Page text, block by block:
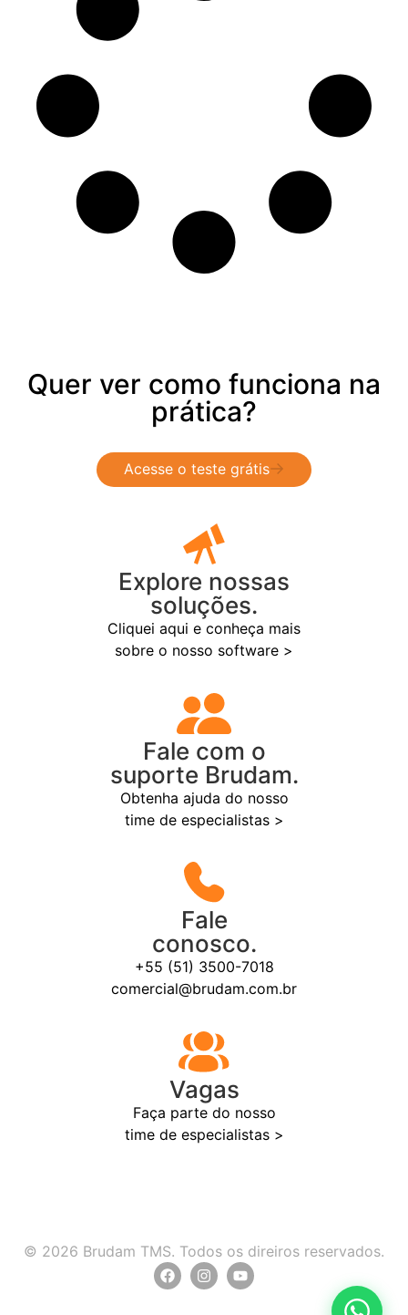
Quer ver como funciona na
prática?
Acesse o teste grátis
Explore nossas
soluções.
Cliquei aqui e conheça mais
sobre o nosso software >
Fale com o
suporte Brudam.
Obtenha ajuda do nosso
time de especialistas >
Fale
conosco.
+55 (51) 3500-7018
comercial@brudam.com.br
Vagas
Faça parte do nosso
time de especialistas >
© 2026 Brudam TMS. Todos os direiros reservados.